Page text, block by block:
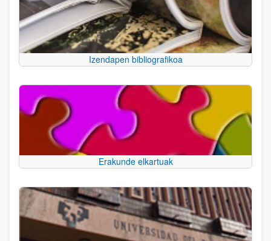
Izendapen bibliografikoa
Erakunde elkartuak